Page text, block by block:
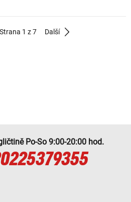
Strana 1 z 7 Další
Po-So 9:00-20:00 hod.